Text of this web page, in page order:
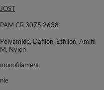
JOST
PAM CR 3075 2638
Polyamide, Dafilon, Ethilon, Amifil
M, Nylon
monofilament
nie